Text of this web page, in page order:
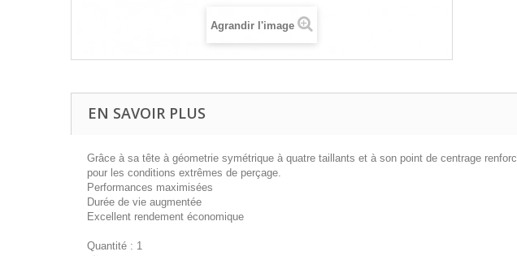
Agrandir l'image
EN SAVOIR PLUS
Grâce à sa tête à géometrie symétrique à quatre taillants et à son point de centrage
pour les conditions extrêmes de perçage.
Performances maximisées
Durée de vie augmentée
Excellent rendement économique
Quantité : 1